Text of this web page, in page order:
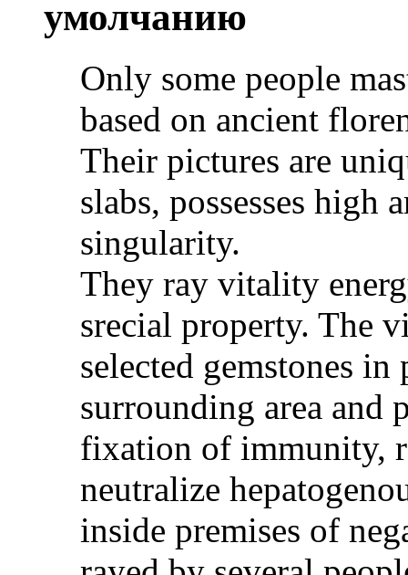
Only some people
based on ancient
Their pictures are
slabs, possesses
singularity.
They ray vitality
srecial property. The
selected gemstones
surrounding area and
fixation of immunity,
neutralize
inside premises of